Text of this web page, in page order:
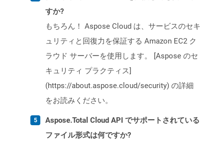
すか?
もちろん！ Aspose Cloud は、サービスのセキ
ュリティと回復力を保証する Amazon EC2 ク
ラウド サーバーを使用します。 [Aspose のセ
キュリティ プラクティス]
(https://about.aspose.cloud/security) の詳細
をお読みください。
Aspose.Total Cloud API でサポートされている
ファイル形式は何ですか?